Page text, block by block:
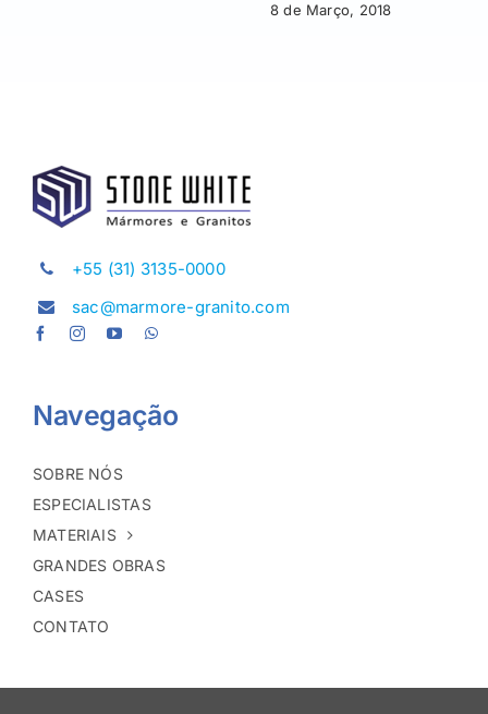
8 de Março, 2018
+55 (31) 3135-0000
sac@marmore-granito.com
Navegação
SOBRE NÓS
ESPECIALISTAS
MATERIAIS
GRANDES OBRAS
CASES
CONTATO